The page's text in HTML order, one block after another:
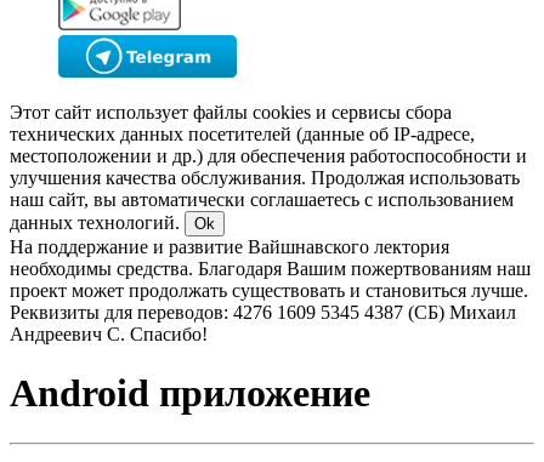
Этот сайт использует файлы cookies и сервисы сбора
технических данных посетителей (данные об IP-адресе,
местоположении и др.) для обеспечения работоспособности и
улучшения качества обслуживания. Продолжая использовать
наш сайт, вы автоматически соглашаетесь с использованием
данных технологий.
Ok
На поддержание и развитие Вайшнавского лектория
необходимы средства. Благодаря Вашим пожертвованиям наш
проект может продолжать существовать и становиться лучше.
Реквизиты для переводов: 4276 1609 5345 4387 (СБ) Михаил
Андреевич С. Спасибо!
Android приложение